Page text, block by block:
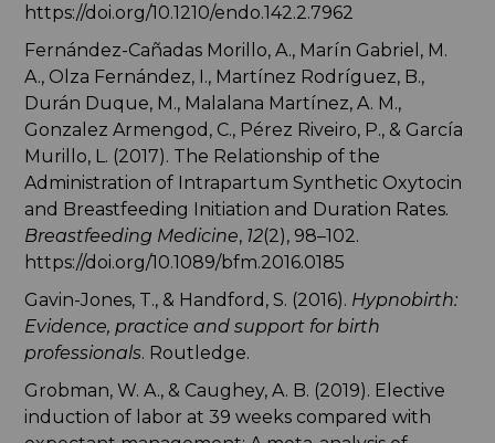
https://doi.org/10.1210/endo.142.2.7962
Fernández-Cañadas Morillo, A., Marín Gabriel, M.
A., Olza Fernández, I., Martínez Rodríguez, B.,
Durán Duque, M., Malalana Martínez, A. M.,
Gonzalez Armengod, C., Pérez Riveiro, P., & García
Murillo, L. (2017). The Relationship of the
Administration of Intrapartum Synthetic Oxytocin
and Breastfeeding Initiation and Duration Rates.
Breastfeeding Medicine, 12(2), 98–102.
https://doi.org/10.1089/bfm.2016.0185
Gavin-Jones, T., & Handford, S. (2016). Hypnobirth:
Evidence, practice and support for birth
professionals. Routledge.
Grobman, W. A., & Caughey, A. B. (2019). Elective
induction of labor at 39 weeks compared with